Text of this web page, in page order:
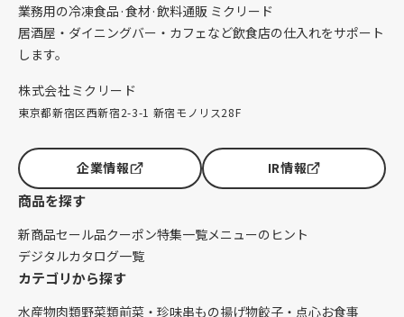
業務用の冷凍食品·食材·飲料通販 ミクリード
居酒屋・ダイニングバー・カフェなど飲食店の仕入れをサポート
します。
株式会社ミクリード
東京都新宿区西新宿2-3-1 新宿モノリス28F
企業情報 IR情報
商品を探す
新商品セール品クーポン特集一覧メニューのヒント
デジタルカタログ一覧
カテゴリから探す
水産物肉類野菜類前菜・珍味串もの揚げ物餃子・点心お食事